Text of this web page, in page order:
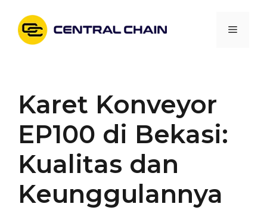
content
Menu
Karet Konveyor
EP100 di Bekasi:
Kualitas dan
Keunggulannya